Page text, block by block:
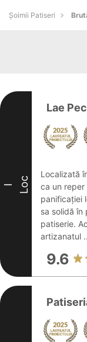
Șoimii Patiseri
I Loc
Lae
Localizată
ca un reper
panificației
sa solidă
patiserie.
artizanatul
9.6